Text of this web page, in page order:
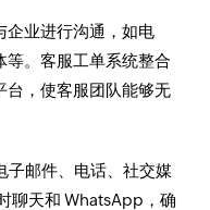
企业进行沟通，如电
等。客服工单系统整合
台，使客服团队能够无
子邮件、电话、社交媒
聊天和 WhatsApp，确